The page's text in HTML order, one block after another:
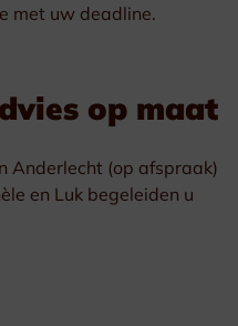
met uw deadline.
op maat
Anderlecht (op afspraak)
en Luk begeleiden u